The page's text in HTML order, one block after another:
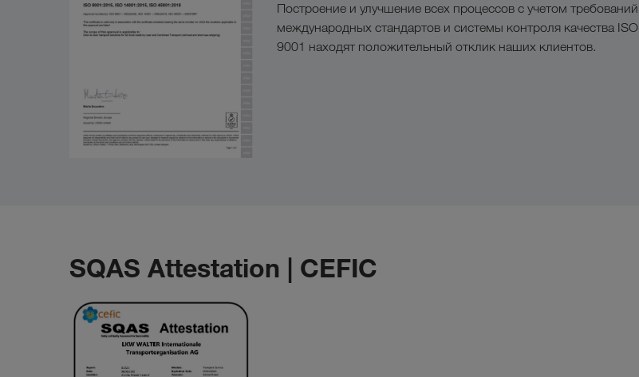
Построение и улучшение всех процессов с учетом требований
международных стандартов и системы контроля качества ISO
9001 находят положительный отклик наших клиентов.
SQAS Attestation | CEFIC